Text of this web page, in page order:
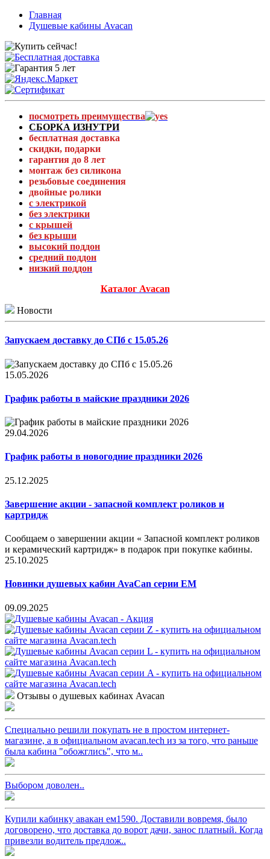
Главная
Душевые кабины Avacan
посмотреть преимущества
СБОРКА ИЗНУТРИ
бесплатная доставка
скидки, подарки
гарантия до 8 лет
монтаж без силикона
резьбовые соединения
двойные ролики
с электрикой
без электрики
с крышей
без крыши
высокий поддон
средний поддон
низкий поддон
Каталог Avacan
Новости
Запускаем доставку до СПб с 15.05.26
15.05.2026
График работы в майские праздники 2026
29.04.2026
График работы в новогодние праздники 2026
25.12.2025
Завершение акции - запасной комплект роликов и
картридж
Сообщаем о завершении акции « Запасной комплект роликов
и керамический картридж» в подарок при покупке кабины.
25.10.2025
Новинки душевых кабин AvaCan серии EM
09.09.2025
Отзывы о душевых кабинах Avacan
Специально решили покупать не в простом интернет-
магазине, а в официальном avacan.tech из за того, что раньше
была кабина "обожглись", что м..
Выбором доволен..
Купили кабинку авакан ем1590. Доставили вовремя, было
договорено, что доставка до ворот дачи, занос платный. Когда
привезли водитель предлож..